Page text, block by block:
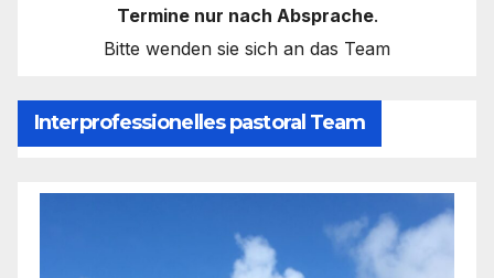
Termine nur nach Absprache.
Bitte wenden sie sich an das Team
Interprofessionelles pastoral Team